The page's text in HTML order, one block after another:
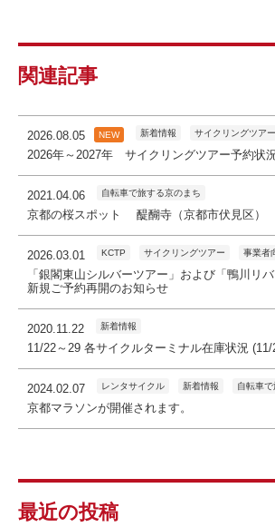
関連記事
2026.08.05 NEW 新着情報 サイクリングツアー
2026年～2027年 サイクリングツアー予約状
2021.04.06 自転車で旅する京のまち
京都の桜スポット 醍醐寺（京都市伏見区）
2026.03.01 KCTP サイクリングツアー 事業者
「銀閣東山シルバーツアー」および「鴨川リ
新規ご予約再開のお知らせ
2020.11.22 新着情報
11/22～29 各サイクルターミナル在庫状況
2024.02.07 レンタサイクル 新着情報 自転車
京都マラソンが開催されます。
最近の投稿